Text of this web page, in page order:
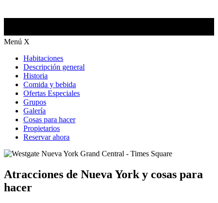
Menú X
Habitaciones
Descripción general
Historia
Comida y bebida
Ofertas Especiales
Grupos
Galería
Cosas para hacer
Propietarios
Reservar ahora
Atracciones de Nueva York y cosas para
hacer